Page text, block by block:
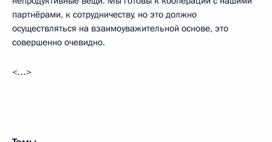
партнёрами, к сотрудничеству, но это должно
осуществляться на взаимоуважительной основе, это
совершенно очевидно.
<…>